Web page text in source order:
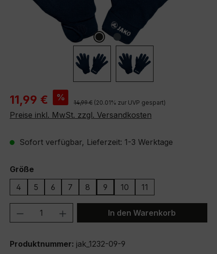
Verkaufspreis:
11,99 € % Regulärer Preis:
14,99 € (20.01% zur UVP gespart)
Preise inkl. MwSt. zzgl. Versandkosten
Sofort verfügbar, Lieferzeit: 1-3 Werktage
Größeauswählen
4
5 6 7 8 9 10 11
Produkt Anzahl: Gib denIn den Warenkorb
Produktnummer: jak_1232-09-9